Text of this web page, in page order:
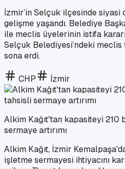
İzmir’in Selçuk ilçesinde siyasi
gelişme yaşandı. Belediye
ile meclis üyelerinin istifa
Selçuk Belediyesi’ndeki
sona erdi.
CHP İzmir
Alkim Kağıt'tan kapasiteyi 210
sermaye artırımı
Alkim Kağıt, İzmir
işletme sermayesi ihtiyacını